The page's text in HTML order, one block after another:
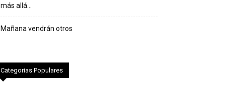
más allá…
Mañana vendrán otros
Categorias Populares